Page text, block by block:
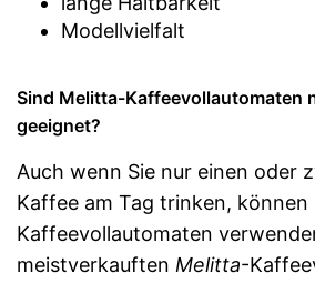
Modellvielfalt
Sind Melitta-Kaffeevollautomaten
geeignet?
Auch wenn Sie nur einen oder
Kaffee am Tag trinken, können
Kaffeevollautomaten
meistverkauften Melitta-